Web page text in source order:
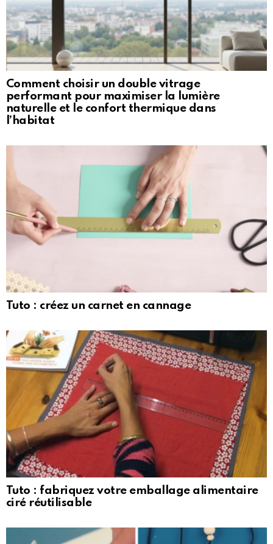
Comment choisir un double vitrage
performant pour maximiser la lumière
naturelle et le confort thermique dans
l’habitat
Tuto : créez un carnet en cannage
Tuto : fabriquez votre emballage alimentaire
ciré réutilisable